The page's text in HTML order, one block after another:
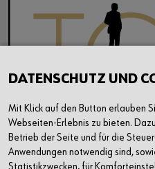
DATENSCHUTZ UND
Mit Klick auf den Button erlauben
Webseiten-Erlebnis zu bieten.
Betrieb der Seite und für die
Anwendungen notwendig sind,
Statistikzwecken, für